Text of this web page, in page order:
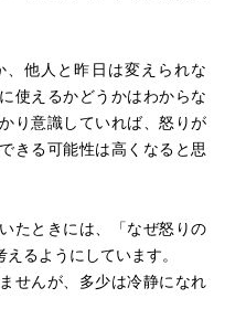
他人と昨日は変えられな
使えるかどうかはわからな
り意識していれば、怒りが
きる可能性は高くなると思
たときには、「なぜ怒りの
るようにしています。
せんが、多少は冷静になれ